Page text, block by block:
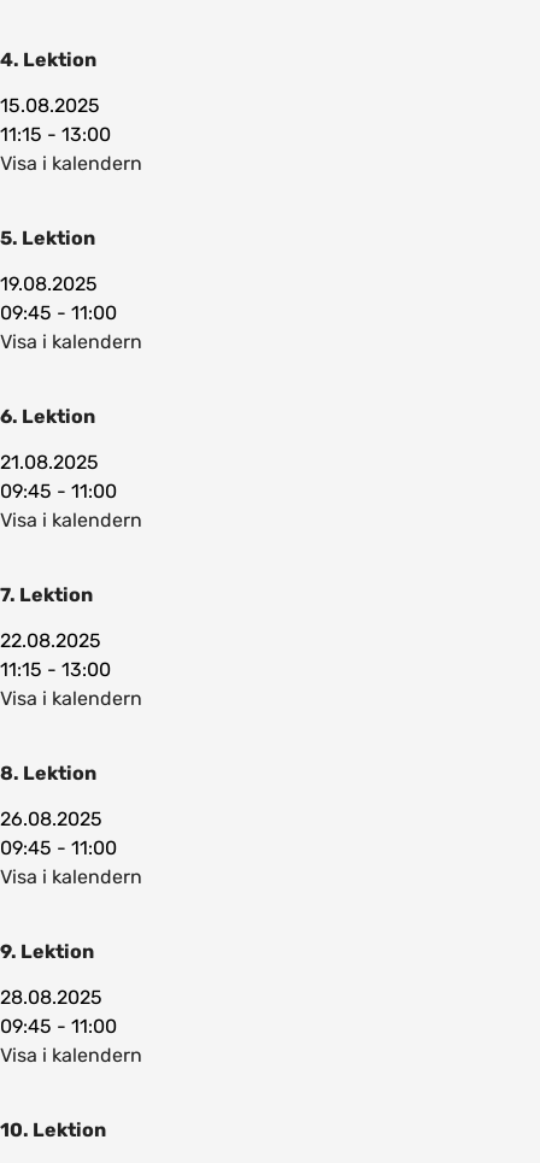
4. Lektion
15.08.2025
11:15 - 13:00
Visa i kalendern
5. Lektion
19.08.2025
09:45 - 11:00
Visa i kalendern
6. Lektion
21.08.2025
09:45 - 11:00
Visa i kalendern
7. Lektion
22.08.2025
11:15 - 13:00
Visa i kalendern
8. Lektion
26.08.2025
09:45 - 11:00
Visa i kalendern
9. Lektion
28.08.2025
09:45 - 11:00
Visa i kalendern
10. Lektion